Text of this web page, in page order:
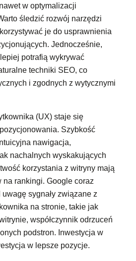
w optymalizacji
śledzić rozwój narzędzi
je do usprawnienia
Jednocześnie,
potrafią wykrywać
techniki SEO, co
i zgodnych z wytycznymi
(UX) staje się
Szybkość
nawigacja,
nachalnych wyskakujących
korzystania z witryny mają
na rankingi. Google coraz
sygnały związane z
na stronie, takie jak
współczynnik odrzuceń
podstron. Inwestycja w
w lepsze pozycje.